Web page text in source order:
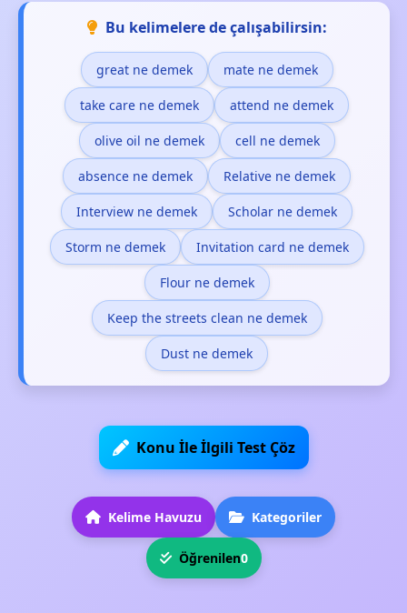
Bu kelimelere de çalışabilirsin:
great ne demek mate ne demek
take care ne demek attend ne demek
olive oil ne demek cell ne demek
absence ne demek Relative ne demek
Interview ne demek Scholar ne demek
Storm ne demek Invitation card ne demek
Flour ne demek
Keep the streets clean ne demek
Dust ne demek
Konu İle İlgili Test Çöz
Kelime Havuzu Kategoriler
Öğrenilen0